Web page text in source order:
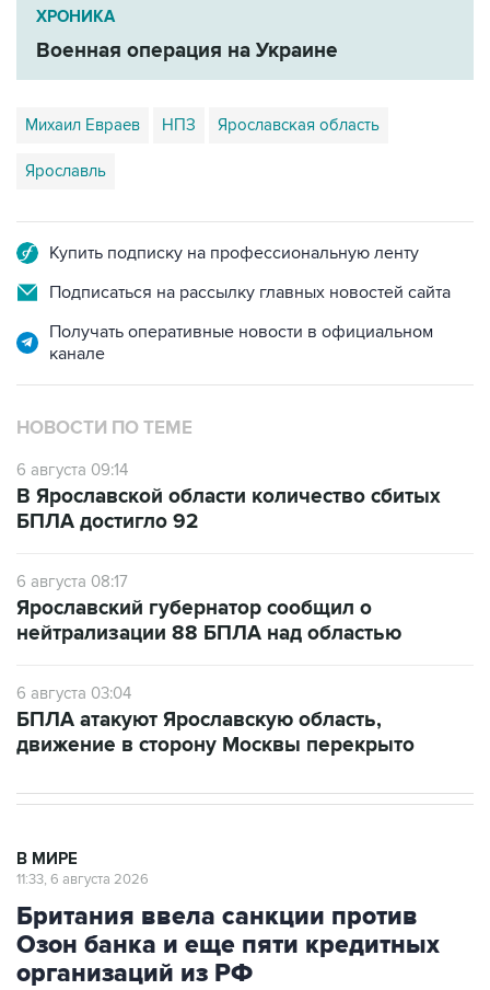
ХРОНИКА
Военная операция на Украине
Михаил Евраев НПЗ Ярославская область
Ярославль
Купить подписку на профессиональную ленту
Подписаться на рассылку главных новостей сайта
Получать оперативные новости в официальном
канале
НОВОСТИ ПО ТЕМЕ
6 августа 09:14
В Ярославской области количество сбитых
БПЛА достигло 92
6 августа 08:17
Ярославский губернатор сообщил о
нейтрализации 88 БПЛА над областью
6 августа 03:04
БПЛА атакуют Ярославскую область,
движение в сторону Москвы перекрыто
В МИРЕ
11:33, 6 августа 2026
Британия ввела санкции против
Озон банка и еще пяти кредитных
организаций из РФ